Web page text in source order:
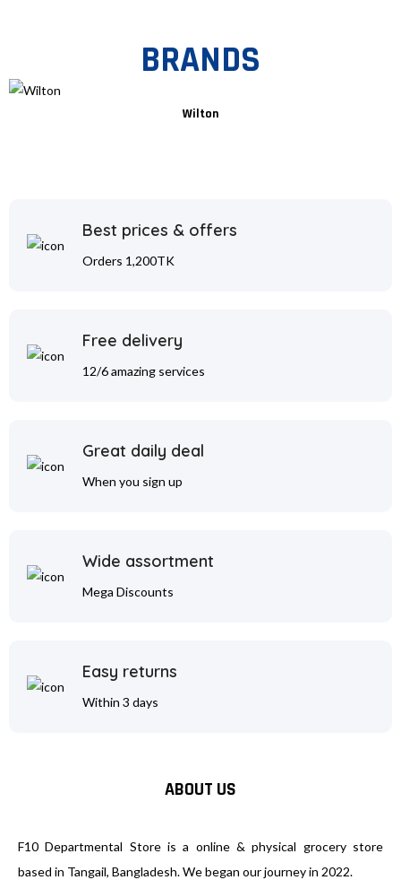
BRANDS
Wilton
Best prices & offers
Orders 1,200TK
Free delivery
12/6 amazing services
Great daily deal
When you sign up
Wide assortment
Mega Discounts
Easy returns
Within 3 days
ABOUT US
F10 Departmental Store is a online & physical grocery store
based in Tangail, Bangladesh. We began our journey in 2022.